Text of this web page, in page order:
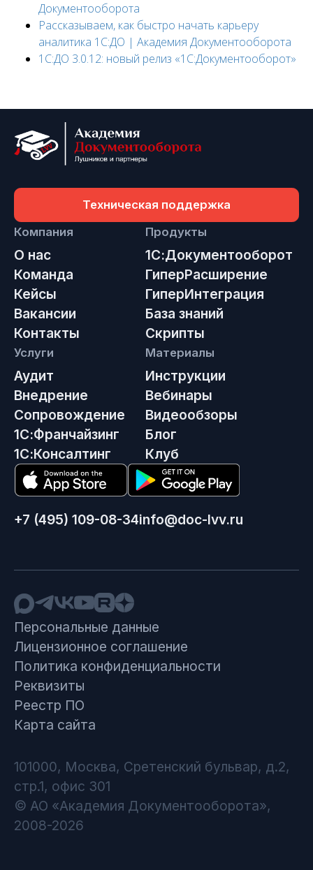
Документооборота
Рассказываем, как быстро начать карьеру
аналитика 1С:ДО | Академия Документооборота
1С:ДО 3.0.12: новый релиз «1С:Документооборот»
Техническая поддержка
Компания
О нас
Команда
Кейсы
Вакансии
Контакты
Продукты
1С:Документооборот
ГиперРасширение
ГиперИнтеграция
База знаний
Скрипты
Услуги
Аудит
Внедрение
Сопровождение
1С:Франчайзинг
1С:Консалтинг
Материалы
Инструкции
Вебинары
Видеообзоры
Блог
Клуб
+7 (495) 109-08-34info@doc-lvv.ru
Персональные данные
Лицензионное соглашение
Политика конфиденциальности
Реквизиты
Реестр ПО
Карта сайта
101000, Москва, Сретенский бульвар, д.2,
стр.1, офис 301
© АО «Академия Документооборота»,
2008-2026